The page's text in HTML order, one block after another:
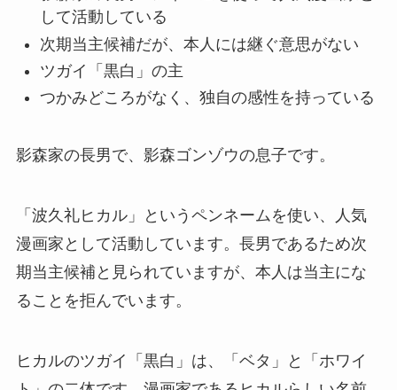
して活動している
次期当主候補だが、本人には継ぐ意思がない
ツガイ「黒白」の主
つかみどころがなく、独自の感性を持っている
影森家の長男で、影森ゴンゾウの息子です。
「波久礼ヒカル」というペンネームを使い、人気
漫画家として活動しています。長男であるため次
期当主候補と見られていますが、本人は当主にな
ることを拒んでいます。
ヒカルのツガイ「黒白」は、「ベタ」と「ホワイ